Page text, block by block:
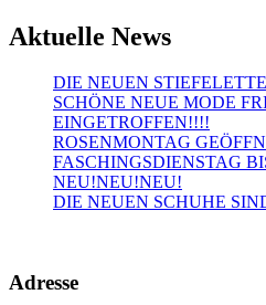
Aktuelle News
DIE NEUEN
SCHÖNE NEUE MODE
EINGETROFFEN!!!!
ROSENMONTAG
FASCHINGSDIENSTAG
NEU!NEU!NEU!
DIE NEUEN SCHUHE
Adresse